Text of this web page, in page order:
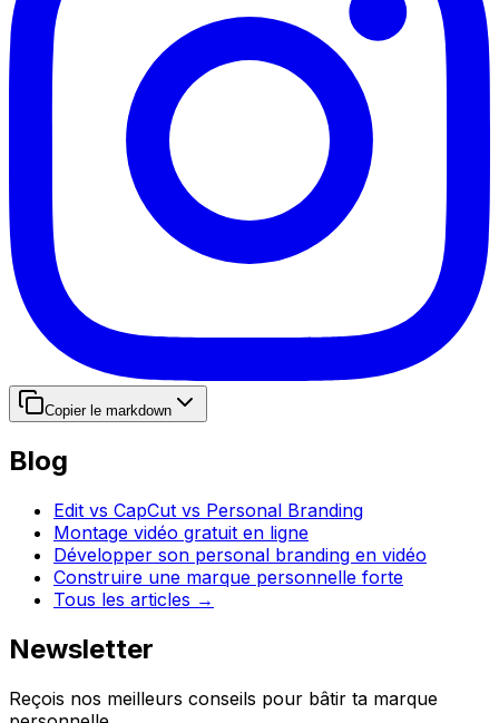
Copier le markdown
Blog
Edit vs CapCut vs Personal Branding
Montage vidéo gratuit en ligne
Développer son personal branding en vidéo
Construire une marque personnelle forte
Tous les articles →
Newsletter
Reçois nos meilleurs conseils pour bâtir ta marque